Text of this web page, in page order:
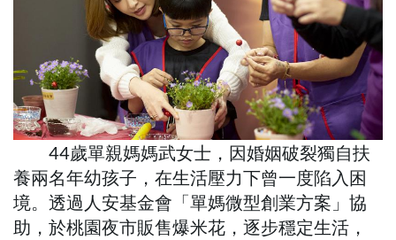
44歲單親媽媽武女士，因婚姻破裂獨自扶
養兩名年幼孩子，在生活壓力下曾一度陷入困
境。透過人安基金會「單媽微型創業方案」協
助，於桃園夜市販售爆米花，逐步穩定生活，